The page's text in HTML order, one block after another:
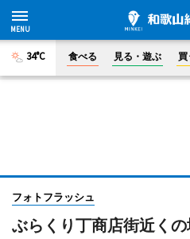
34°C 食べる 見る・遊ぶ 買
フォトフラッシュ
ぶらくり丁商店街近く